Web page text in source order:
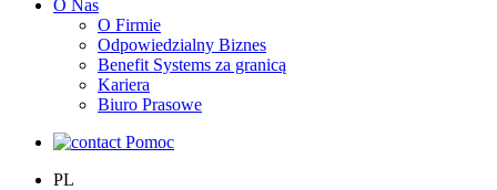
O Nas
O Firmie
Odpowiedzialny Biznes
Benefit Systems za granicą
Kariera
Biuro Prasowe
Pomoc
PL